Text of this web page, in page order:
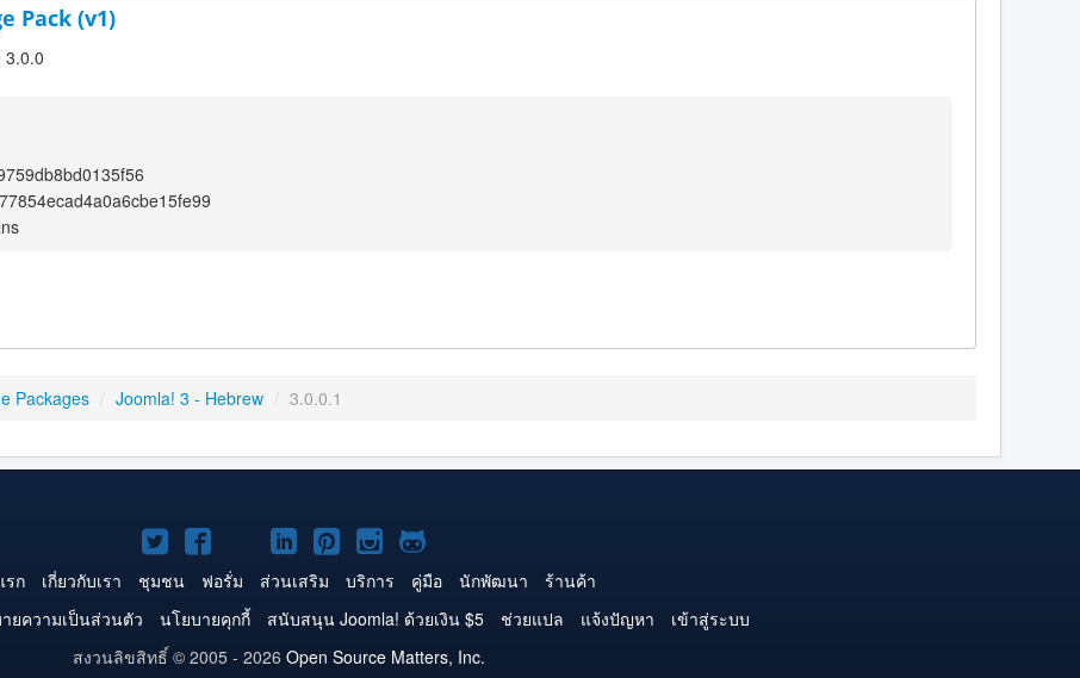
Pack (v1)
3.0.0
Packages / Joomla! 3 - Hebrew / 3.0.0.1
Joomla!
บน
Twitter
Joomla!
บน
Facebook
Joomla!
บน
YouTube
Joomla!
บน
LinkedIn
Joomla!
บน
Pinterest
Joomla!
บน
Instagram
Joomla!
บน
GitHub
ก เกี่ยวกับเรา ชุมชน ฟอรั่ม ส่วนเสริม บริการ คู่มือ นักพัฒนา
ร้านค้า
ยความเป็นส่วนตัว นโยบายคุกกี้ สนับสนุน Joomla! ด้วยเงิน $5 ช่วยแปล แจ้งปัญหา
เข้าสู่ระบบ
สงวนลิขสิทธิ์ © 2005 - 2026 Open Source Matters, Inc.